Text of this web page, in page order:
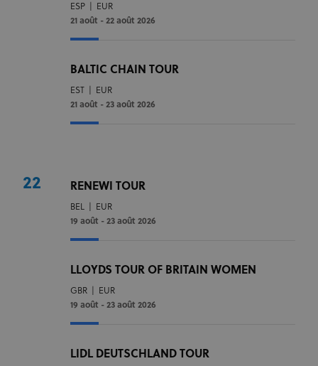
ESP
EUR
21 août - 22 août 2026
BALTIC CHAIN TOUR
EST
EUR
21 août - 23 août 2026
22 RENEWI TOUR
BEL
EUR
19 août - 23 août 2026
LLOYDS TOUR OF BRITAIN WOMEN
GBR
EUR
19 août - 23 août 2026
LIDL DEUTSCHLAND TOUR